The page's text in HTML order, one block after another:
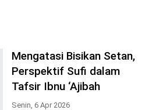
Mengatasi Bisikan Setan,
Perspektif Sufi dalam
Tafsir Ibnu ‘Ajibah
Senin, 6 Apr 2026